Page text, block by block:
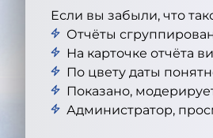
Если вы забыли, что
Отчёты
На карточке отчёта
По цвету даты
Показано,
Администратор,